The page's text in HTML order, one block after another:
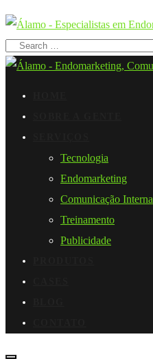
Tecnologia
Endomarketing
Comunicação Interna
Treinamento
Publicidade